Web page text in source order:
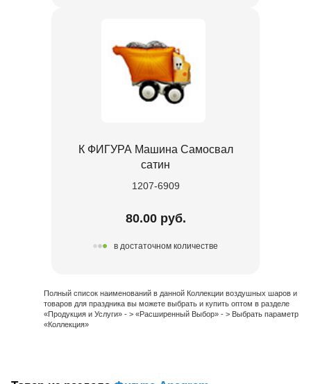
К ФИГУРА Машина Самосвал
сатин
1207-6909
80.00 руб.
в достаточном количестве
Полный список наименований в данной Коллекции воздушных шаров и
товаров для праздника вы можете выбрать и купить оптом в разделе
«Продукция и Услуги» - > «Расширенный Выбор» - > Выбрать параметр
«Коллекция»